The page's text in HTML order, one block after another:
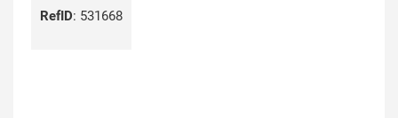
RefID: 531668